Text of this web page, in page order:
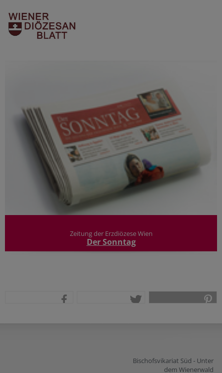
Zeitung der Erzdiözese Wien
Der Sonntag
Bischofsvikariat Süd - Unter
dem Wienerwald